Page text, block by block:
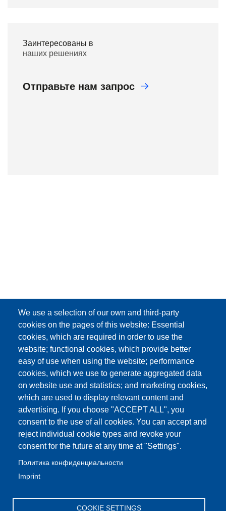
Заинтересованы в
наших решениях
Отправьте нам запрос
We use a selection of our own and third-party
cookies on the pages of this website: Essential
cookies, which are required in order to use the
website; functional cookies, which provide better
easy of use when using the website; performance
cookies, which we use to generate aggregated data
on website use and statistics; and marketing cookies,
which are used to display relevant content and
advertising. If you choose "ACCEPT ALL", you
consent to the use of all cookies. You can accept and
reject individual cookie types and revoke your
consent for the future at any time at "Settings".
Политика конфиденциальности
Imprint
COOKIE SETTINGS